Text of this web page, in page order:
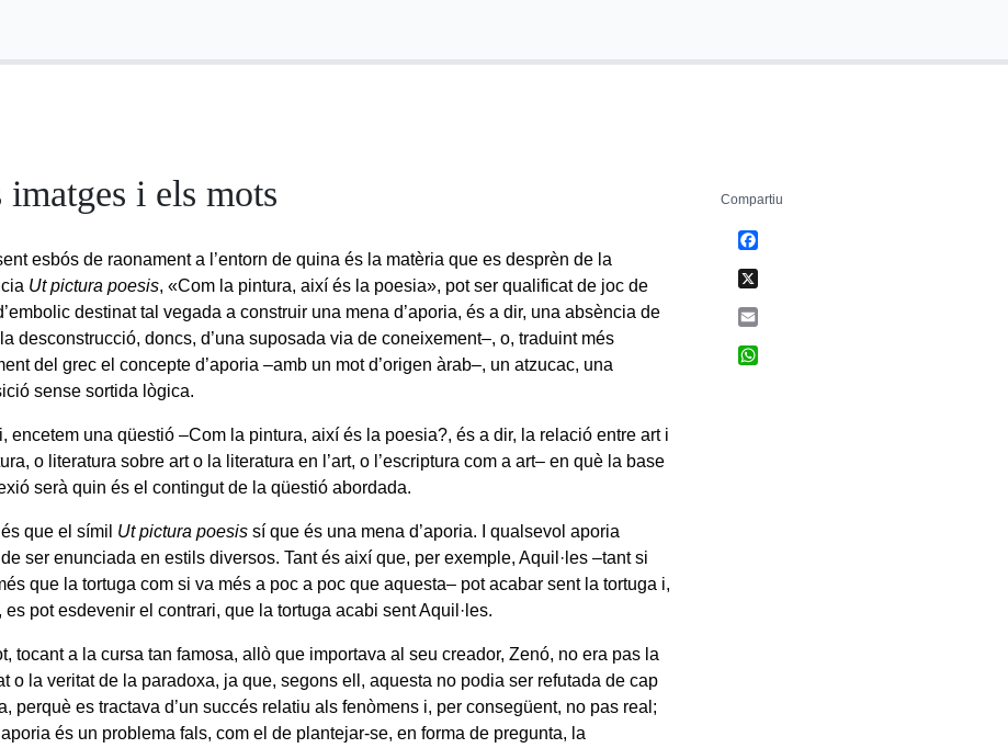
imatges i els mots
esbós de raonament a l’entorn de quina és la matèria que es desprèn de la
Ut pictura poesis, «Com la pintura, així és la poesia», pot ser qualificat de joc de
destinat tal vegada a construir una mena d’aporia, és a dir, una absència de
desconstrucció, doncs, d’una suposada via de coneixement–, o, traduint més
del grec el concepte d’aporia –amb un mot d’origen àrab–, un atzucac, una
sense sortida lògica.
encetem una qüestió –Com la pintura, així és la poesia?, és a dir, la relació entre art i
o literatura sobre art o la literatura en l’art, o l’escriptura com a art– en què la base
serà quin és el contingut de la qüestió abordada.
que el símil Ut pictura poesis sí que és una mena d’aporia. I qualsevol aporia
ser enunciada en estils diversos. Tant és així que, per exemple, Aquil·les –tant si
que la tortuga com si va més a poc a poc que aquesta– pot acabar sent la tortuga i,
es pot esdevenir el contrari, que la tortuga acabi sent Aquil·les.
tocant a la cursa tan famosa, allò que importava al seu creador, Zenó, no era pas la
o la veritat de la paradoxa, ja que, segons ell, aquesta no podia ser refutada de cap
perquè es tractava d’un succés relatiu als fenòmens i, per consegüent, no pas real;
és un problema fals, com el de plantejar-se, en forma de pregunta, la
Compartiu